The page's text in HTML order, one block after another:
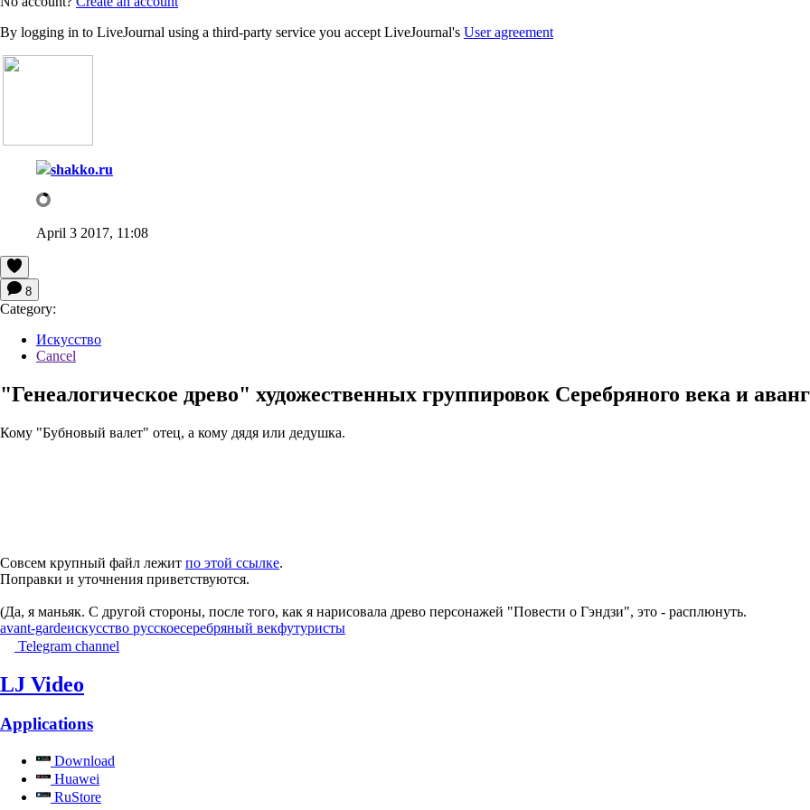
By logging in to LiveJournal using a third-party service you accept LiveJournal's User agreement
shakko.ru
April 3 2017, 11:08
8
Category:
Искусство
Cancel
"Генеалогическое древо" художественных группировок Серебряного века и
Кому "Бубновый валет" отец, а кому дядя или дедушка.
Совсем крупный файл лежит по этой ссылке.
Поправки и уточнения приветствуются.
(Да, я маньяк. С другой стороны, после того, как я нарисовала древо персонажей "Повести о Гэндзи", это - расплюнуть.
avant-gardeискусство русскоесеребряный векфутуристы
Telegram channel
LJ Video
Applications
Download
Huawei
RuStore